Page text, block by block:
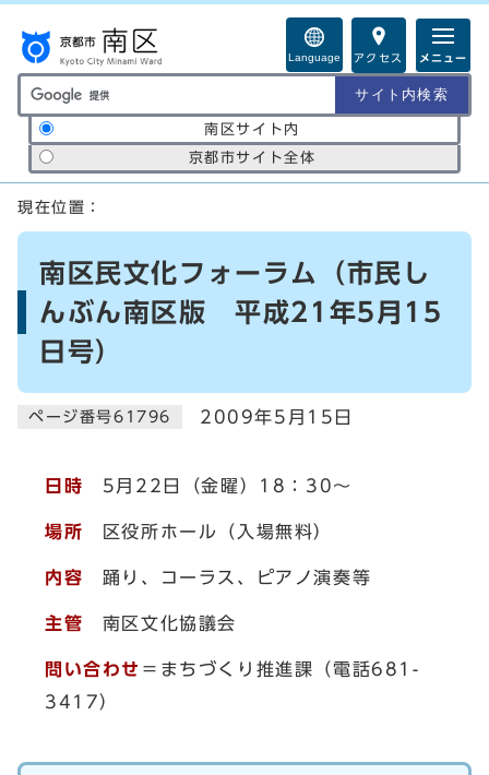
Language アクセス メニュー
サイト内検索の範囲
南区サイト内
京都市サイト全体
ここから本文です
現在位置：
南区民文化フォーラム（市民し
んぶん南区版 平成21年5月15
日号）
ページ番号61796 2009年5月15日
日時 5月22日（金曜）18：30～
場所 区役所ホール（入場無料）
内容 踊り、コーラス、ピアノ演奏等
主管 南区文化協議会
問い合わせ ＝まちづくり推進課（電話681-
3417）